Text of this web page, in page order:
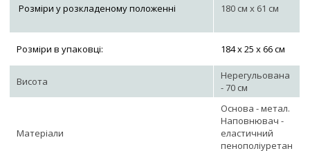
Розміри у розкладеному положенні 180 см х 61 см
Розміри в упаковці: 184 х 25 х 66 см
Висота
Нерегульована
- 70 см
Матеріали
Основа - метал.
Наповнювач -
еластичний
пенополіуретан